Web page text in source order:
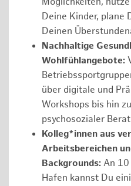
Deine Kinder, plane
Deinen
Nachhaltige
Wohlfühlangebote:
über digitale und
Workshops bis hin
psychosozialer
Kolleg*innen aus
Arbeitsbereichen
Backgrounds: An
Hafen kannst Du